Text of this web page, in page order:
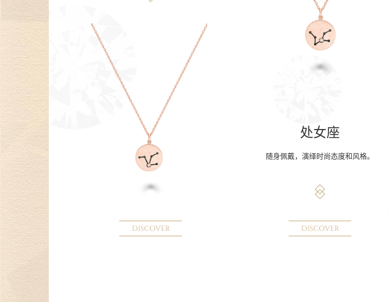
DISCOVER
处女座
随身佩戴，演绎时尚态度和风格。
DISCOVER